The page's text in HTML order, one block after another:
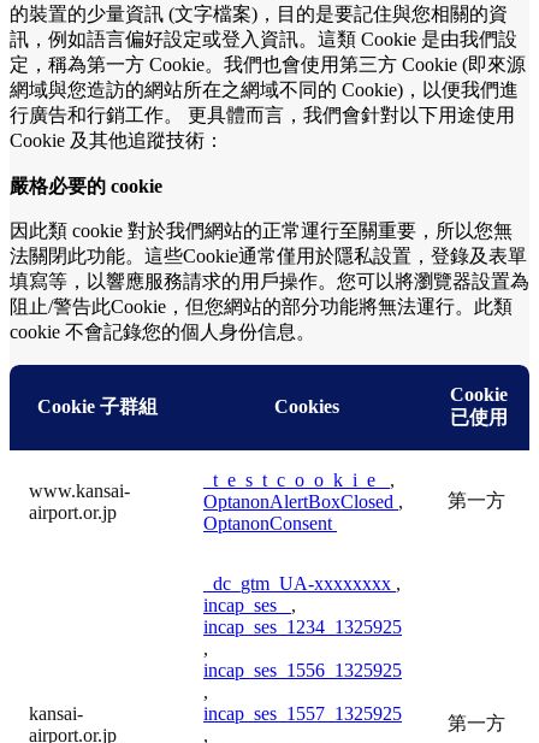
的裝置的少量資訊 (文字檔案)，目的是要記住與您相關的資
訊，例如語言偏好設定或登入資訊。這類 Cookie 是由我們設
定，稱為第一方 Cookie。我們也會使用第三方 Cookie (即來源
網域與您造訪的網站所在之網域不同的 Cookie)，以便我們進
行廣告和行銷工作。 更具體而言，我們會針對以下用途使用
Cookie 及其他追蹤技術：
嚴格必要的 cookie
因此類 cookie 對於我們網站的正常運行至關重要，所以您無
法關閉此功能。這些Cookie通常僅用於隱私設置，登錄及表單
填寫等，以響應服務請求的用戶操作。您可以將瀏覽器設置為
阻止/警告此Cookie，但您網站的部分功能將無法運行。此類
cookie 不會記錄您的個人身份信息。
Cookie 子群組 Cookies
Cookie
已使用
www.kansai-
airport.or.jp
_t_e_s_t_c_o_o_k_i_e_ ,
OptanonAlertBoxClosed ,
OptanonConsent
第一方
kansai-
airport.or.jp
_dc_gtm_UA-xxxxxxxx ,
incap_ses_ ,
incap_ses_1234_1325925
,
incap_ses_1556_1325925
,
incap_ses_1557_1325925
,
第一方